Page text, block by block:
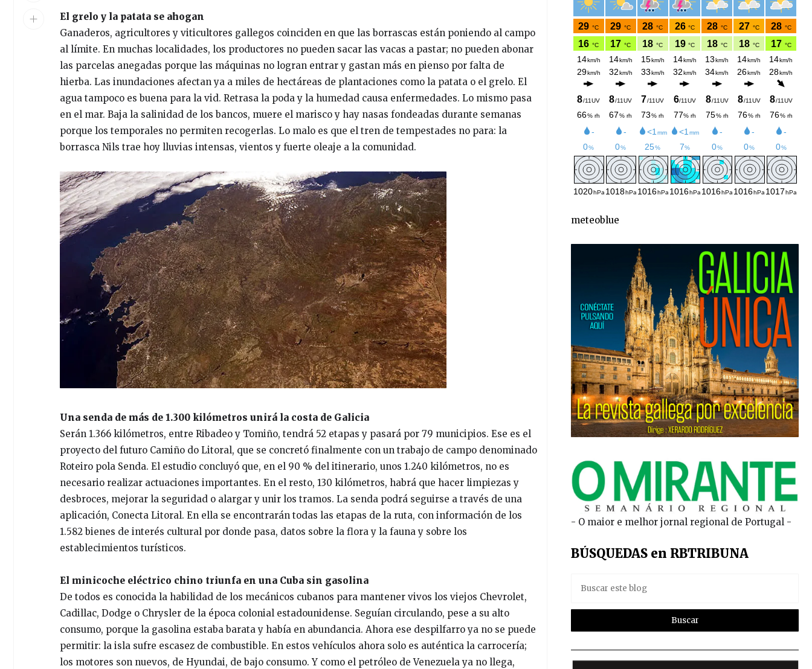
El grelo y la patata se ahogan
Ganaderos, agricultores y viticultores gallegos coinciden en que las borrascas están poniendo al campo
al límite. En muchas localidades, los productores no pueden sacar las vacas a pastar; no pueden abonar
las parcelas anegadas porque las máquinas no logran entrar y gastan más en pienso por falta de
hierba. Las inundaciones afectan ya a miles de hectáreas de plantaciones como la patata o el grelo. El
agua tampoco es buena para la vid. Retrasa la poda y la humedad causa enfermedades. Lo mismo pasa
en el mar. Baja la salinidad de los bancos, muere el marisco y hay nasas fondeadas durante semanas
porque los temporales no permiten recogerlas. Lo malo es que el tren de tempestades no para: la
borrasca Nils trae hoy lluvias intensas, vientos y fuerte oleaje a la comunidad.
Una senda de más de 1.300 kilómetros unirá la costa de Galicia
Serán 1.366 kilómetros, entre Ribadeo y Tomiño, tendrá 52 etapas y pasará por 79 municipios. Ese es el
proyecto del futuro Camiño do Litoral, que se concretó finalmente con un trabajo de campo denominado
Roteiro pola Senda. El estudio concluyó que, en el 90 % del itinerario, unos 1.240 kilómetros, no es
necesario realizar actuaciones importantes. En el resto, 130 kilómetros, habrá que hacer limpiezas y
desbroces, mejorar la seguridad o alargar y unir los tramos. La senda podrá seguirse a través de una
aplicación, Conecta Litoral. En ella se encontrarán todas las etapas de la ruta, con información de los
1.582 bienes de interés cultural por donde pasa, datos sobre la flora y la fauna y sobre los
establecimientos turísticos.
El minicoche eléctrico chino triunfa en una Cuba sin gasolina
De todos es conocida la habilidad de los mecánicos cubanos para mantener vivos los viejos Chevrolet,
Cadillac, Dodge o Chrysler de la época colonial estadounidense. Seguían circulando, pese a su alto
consumo, porque la gasolina estaba barata y había en abundancia. Ahora ese despilfarro ya no se puede
permitir: la isla sufre escasez de combustible. En estos vehículos ahora solo es auténtica la carrocería;
los motores son nuevos, de Hyundai, de bajo consumo. Y como el petróleo de Venezuela ya no llega,
meteoblue
- O maior e melhor jornal regional de Portugal -
BÚSQUEDAS en RBTRIBUNA